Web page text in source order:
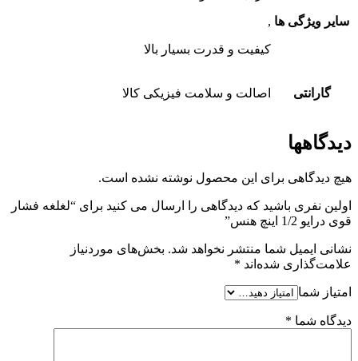
سایر ویژگی ها ,
کیفیت و قدرت بسیار بالا
گارانتی اصالت و سلامت فیزیکی کالا
دیدگاهها
هیچ دیدگاهی برای این محصول نوشته نشده است.
اولین نفری باشید که دیدگاهی را ارسال می کنید برای “لغلغه فشار
قوی درایو 1/2 اینچ هنس”
نشانی ایمیل شما منتشر نخواهد شد. بخش‌های موردنیاز
علامت‌گذاری شده‌اند *
امتیاز شما
دیدگاه شما *